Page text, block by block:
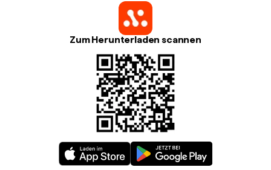
Zum Herunterladen scannen